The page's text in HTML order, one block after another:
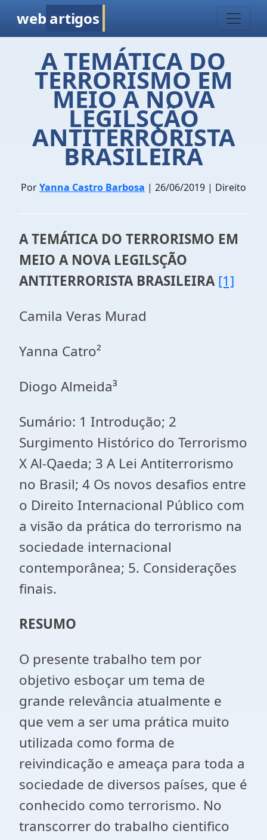
web artigos
A TEMÁTICA DO
TERRORISMO EM
MEIO A NOVA
LEGILSÇÃO
ANTITERRORISTA
BRASILEIRA
PorYanna Castro Barbosa | 26/06/2019 | Direito
A TEMÁTICA DO TERRORISMO EM
MEIO A NOVA LEGILSÇÃO
ANTITERRORISTA BRASILEIRA [1]
Camila Veras Murad
Yanna Catro²
Diogo Almeida³
Sumário: 1 Introdução; 2
Surgimento Histórico do Terrorismo
X Al-Qaeda; 3 A Lei Antiterrorismo
no Brasil; 4 Os novos desafios entre
o Direito Internacional Público com
a visão da prática do terrorismo na
sociedade internacional
contemporânea; 5. Considerações
finais.
RESUMO
O presente trabalho tem por
objetivo esboçar um tema de
grande relevância atualmente e
que vem a ser uma prática muito
utilizada como forma de
reivindicação e ameaça para toda a
sociedade de diversos países, que é
conhecido como terrorismo. No
transcorrer do trabalho cientifico